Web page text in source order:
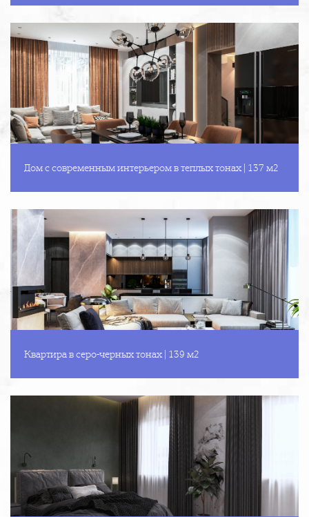
Дом с современным интерьером в теплых тонах | 137 м2
Квартира в серо-черных тонах | 139 м2